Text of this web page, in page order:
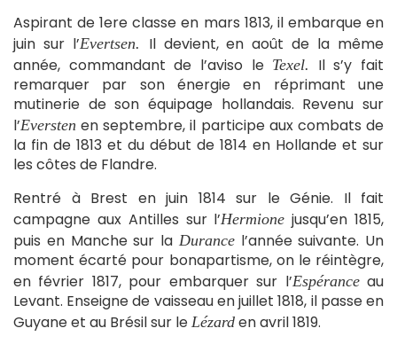
Aspirant de 1ere classe en mars 1813, il embarque en
juin sur l’Evertsen. Il devient, en août de la même
année, commandant de l’aviso le Texel.
Il s’y fait
remarquer par son énergie en réprimant une
mutinerie de son équipage hollandais. Revenu sur
l’Eversten en septembre, il participe aux combats de
la fin de 1813 et du début de 1814 en Hollande et sur
les côtes de Flandre.
Rentré à Brest en juin 1814 sur le Génie. Il fait
campagne aux Antilles sur l’Hermione jusqu’en 1815,
puis en Manche sur la Durancel’année suivante. Un
moment écarté pour bonapartisme, on le réintègre,
en février 1817, pour embarquer sur l’Espéranceau
Levant. Enseigne de vaisseau en juillet 1818, il passe en
Guyane et au Brésil sur le Lézard en avril 1819.